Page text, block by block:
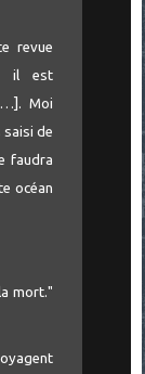
revue
il est
Moi
saisi de
faudra
océan
mort."